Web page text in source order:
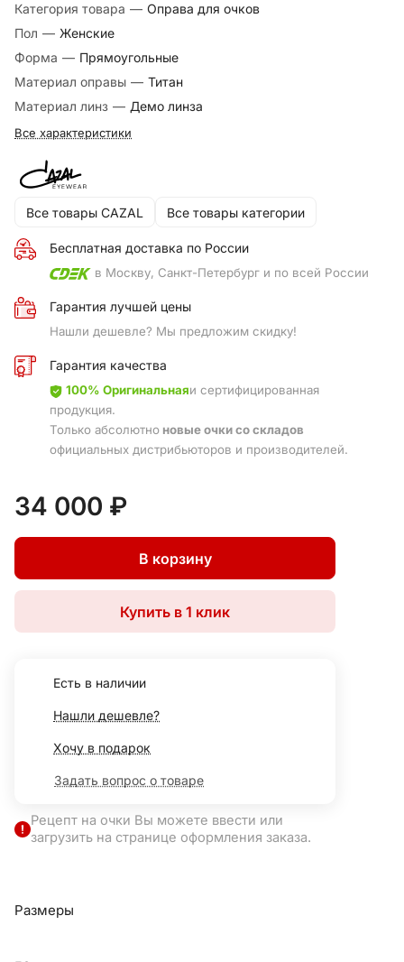
Категория товара — Оправа для очков
Пол — Женские
Форма — Прямоугольные
Материал оправы — Титан
Материал линз — Демо линза
Все характеристики
Все товары CAZAL Все товары категории
Бесплатная доставка по России
в Москву, Санкт-Петербург и по всей России
Гарантия лучшей цены
Нашли дешевле? Мы предложим скидку!
Гарантия качества
100% Оригинальнаяи сертифицированная
продукция.
Только абсолютно новые очки со складов
официальных дистрибьюторов и производителей.
34 000 ₽
В корзину
Купить в 1 клик
Есть в наличии
Нашли дешевле?
Хочу в подарок
Задать вопрос о товаре
Рецепт на очки Вы можете ввести или
загрузить на странице оформления заказа.
Размеры